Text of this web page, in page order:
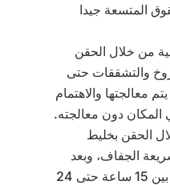
المتسعة جيدا
من خلال الحقن
والتشققات حتى
معالجتها والاهتمام
المكان دون معالجته.
الحقن بخليط
الجفاف، وبعد
الانتهاء من الحقن يتم تركها ما بين 15 ساعة حتى 24